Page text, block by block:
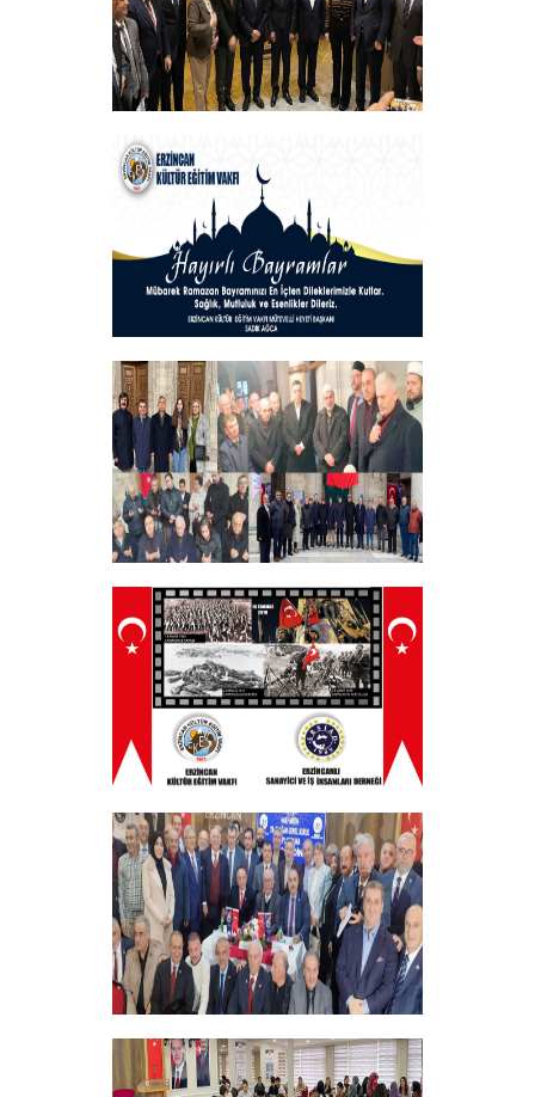
Vakfımızın Geleneksel İftar Programı
+
Hayırlı Bayramlar
+
Tüm Şehitlerimizi Anma Programı
Düzenledik
+
ERZINCAN VE TÜM SEHITLERI ANMA
PROGRAMI
+
Vakfımızın 28. Olağan genel kurulu
Yapıldı